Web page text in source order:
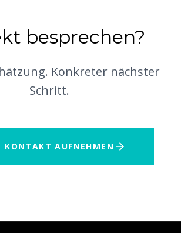
besprechen?
Konkreter nächster
Schritt.
KONTAKT AUFNEHMEN